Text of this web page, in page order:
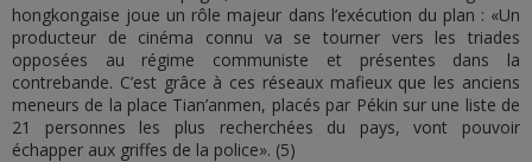
hongkongaise joue un rôle majeur dans l’exécution du plan : «Un
producteur de cinéma connu va se tourner vers les triades
opposées au régime communiste et présentes dans la
contrebande. C’est grâce à ces réseaux mafieux que les anciens
meneurs de la place Tian’anmen, placés par Pékin sur une liste de
21 personnes les plus recherchées du pays, vont pouvoir
échapper aux griffes de la police». (5)